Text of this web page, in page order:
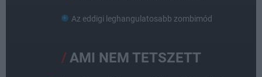
Az eddigi leghangulatosabb zombimód
AMI NEM TETSZETT